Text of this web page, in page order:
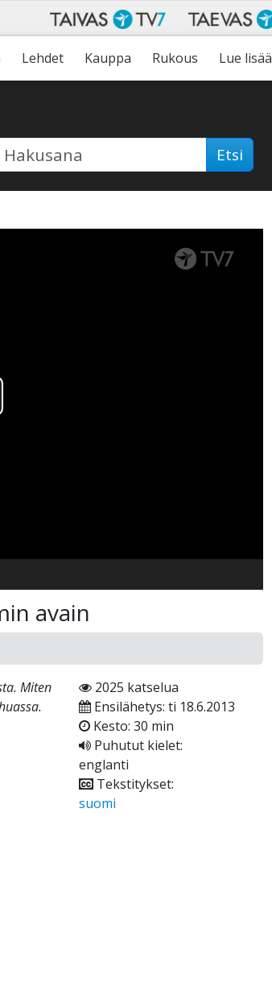
Lehdet Kauppa Rukous Lue lisää
Etsi
avain
Miten
2025 katselua
Ensilähetys: ti 18.6.2013
Kesto: 30 min
Puhutut kielet:
englanti
Tekstitykset:
suomi